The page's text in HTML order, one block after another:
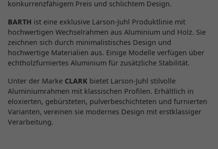
konkurrenzfähigem Preis und schlichtem Design.
BARTH ist eine exklusive Larson-Juhl Produktlinie mit
hochwertigen Wechselrahmen aus Aluminium und Holz. Sie
zeichnen sich durch minimalistisches Design und
hochwertige Materialien aus. Einige Modelle verfügen über
echtholzfurniertes Aluminium für zusätzliche Stabilität.
Unter der Marke CLARK bietet Larson-Juhl stilvolle
Aluminiumrahmen mit klassischen Profilen. Erhältlich in
eloxierten, gebürsteten, pulverbeschichteten und furnierten
Varianten, vereinen sie modernes Design mit erstklassiger
Verarbeitung.